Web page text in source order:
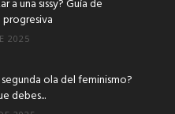
a una sissy? Guía de
2025
ola del feminismo?
debes...